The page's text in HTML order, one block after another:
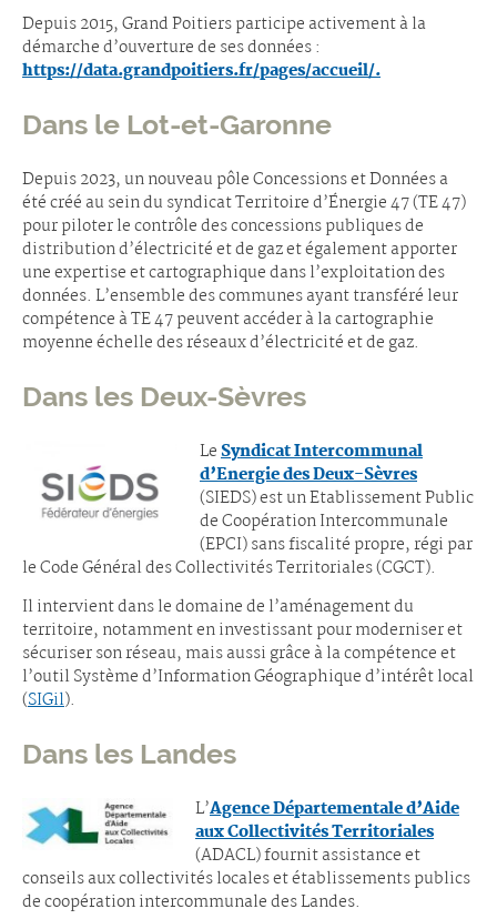
Depuis 2015, Grand Poitiers participe activement à la
démarche d’ouverture de ses données :
https://data.grandpoitiers.fr/pages/accueil/.
Dans le Lot-et-Garonne
Depuis 2023, un nouveau pôle Concessions et Données a
été créé au sein du syndicat Territoire d’Énergie 47 (TE 47)
pour piloter le contrôle des concessions publiques de
distribution d’électricité et de gaz et également apporter
une expertise et cartographique dans l’exploitation des
données. L’ensemble des communes ayant transféré leur
compétence à TE 47 peuvent accéder à la cartographie
moyenne échelle des réseaux d’électricité et de gaz.
Dans les Deux-Sèvres
LeSyndicat Intercommunal
d’Energie des Deux-Sèvres
(SIEDS) est un Etablissement Public
de Coopération Intercommunale
(EPCI) sans fiscalité propre, régi par
le Code Général des Collectivités Territoriales (CGCT).
Il intervient dans le domaine de l’aménagement du
territoire, notamment en investissant pour moderniser et
sécuriser son réseau, mais aussi grâce à la compétence et
l’outil Système d’Information Géographique d’intérêt local
(SIGil).
Dans les Landes
L’Agence Départementale d’Aide
aux Collectivités Territoriales
(ADACL) fournit assistance et
conseils aux collectivités locales et établissements publics
de coopération intercommunale des Landes.